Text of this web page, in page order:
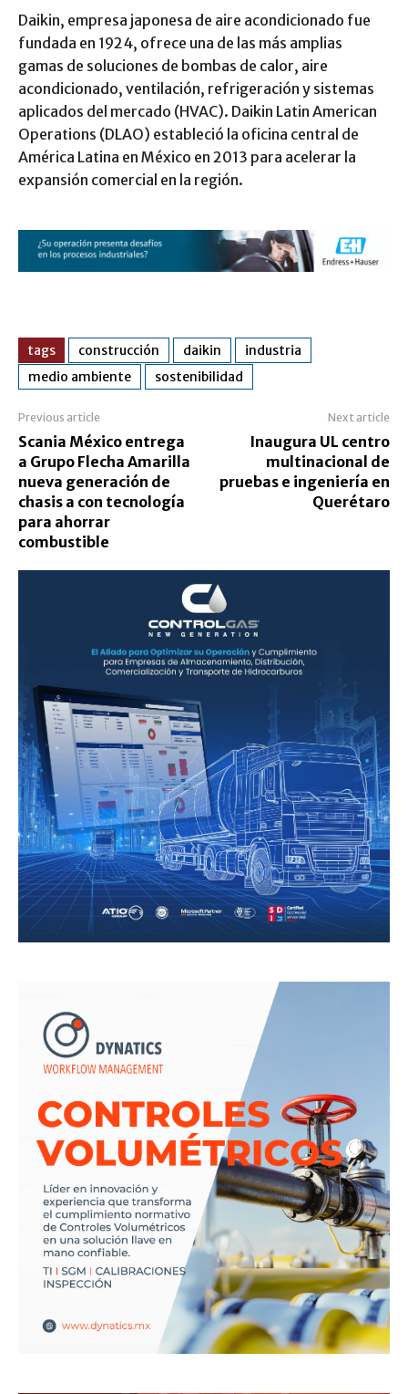
Daikin, empresa japonesa de aire acondicionado fue
fundada en 1924, ofrece una de las más amplias
gamas de soluciones de bombas de calor, aire
acondicionado, ventilación, refrigeración y sistemas
aplicados del mercado (HVAC). Daikin Latin American
Operations (DLAO) estableció la oficina central de
América Latina en México en 2013 para acelerar la
expansión comercial en la región.
tags construcción daikin
industria
medio ambiente
sostenibilidad
Previous article
Scania México entrega
a Grupo Flecha Amarilla
nueva generación de
chasis a con tecnología
para ahorrar
combustible
Next article
Inaugura UL centro
multinacional de
pruebas e ingeniería en
Querétaro